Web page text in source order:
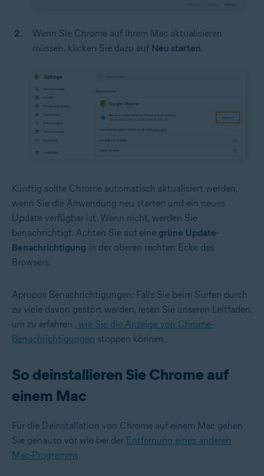
Wenn Sie Chrome auf Ihrem Mac aktualisieren
müssen, klicken Sie dazu auf Neu starten.
Künftig sollte Chrome automatisch aktualisiert werden,
wenn Sie die Anwendung neu starten und ein neues
Update verfügbar ist. Wenn nicht, werden Sie
benachrichtigt. Achten Sie auf eine grüne Update-
Benachrichtigung in der oberen rechten Ecke des
Browsers.
Apropos Benachrichtigungen: Falls Sie beim Surfen durch
zu viele davon gestört werden, lesen Sie unseren Leitfaden,
um zu erfahren , wie Sie die Anzeige von Chrome-
Benachrichtigungen stoppen können.
So deinstallieren Sie Chrome auf
einem Mac
Für die Deinstallation von Chrome auf einem Mac gehen
Sie genauso vor wie bei der Entfernung eines anderen
Mac-Programms.